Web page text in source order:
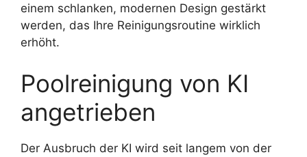
einem schlanken, modernen Design gestärkt
werden, das Ihre Reinigungsroutine wirklich
erhöht.
Poolreinigung von KI
angetrieben
Der Ausbruch der KI wird seit langem von der